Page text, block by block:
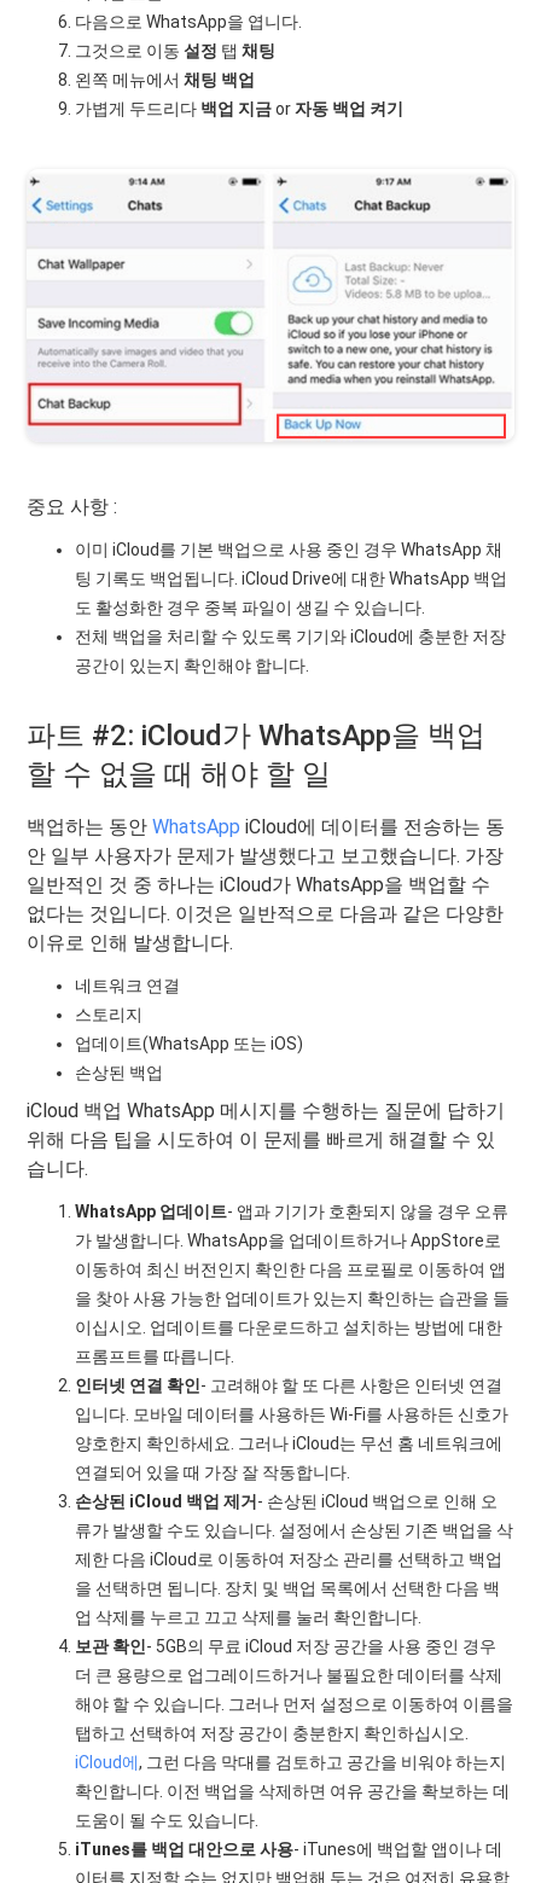
다음으로 WhatsApp을 엽니다.
그것으로 이동설정 탭채팅
왼쪽 메뉴에서채팅 백업
가볍게 두드리다 백업 지금or자동 백업 켜기
중요 사항 :
이미 iCloud를 기본 백업으로 사용 중인 경우 WhatsApp 채
팅 기록도 백업됩니다. iCloud Drive에 대한 WhatsApp 백업
도 활성화한 경우 중복 파일이 생길 수 있습니다.
전체 백업을 처리할 수 있도록 기기와 iCloud에 충분한 저장
공간이 있는지 확인해야 합니다.
파트 #2: iCloud가 WhatsApp을 백업
할 수 없을 때 해야 할 일
백업하는 동안WhatsApp iCloud에 데이터를 전송하는 동
안 일부 사용자가 문제가 발생했다고 보고했습니다. 가장
일반적인 것 중 하나는 iCloud가 WhatsApp을 백업할 수
없다는 것입니다. 이것은 일반적으로 다음과 같은 다양한
이유로 인해 발생합니다.
네트워크 연결
스토리지
업데이트(WhatsApp 또는 iOS)
손상된 백업
iCloud 백업 WhatsApp 메시지를 수행하는 질문에 답하기
위해 다음 팁을 시도하여 이 문제를 빠르게 해결할 수 있
습니다.
WhatsApp 업데이트- 앱과 기기가 호환되지 않을 경우 오류
가 발생합니다. WhatsApp을 업데이트하거나 AppStore로
이동하여 최신 버전인지 확인한 다음 프로필로 이동하여 앱
을 찾아 사용 가능한 업데이트가 있는지 확인하는 습관을 들
이십시오. 업데이트를 다운로드하고 설치하는 방법에 대한
프롬프트를 따릅니다.
인터넷 연결 확인- 고려해야 할 또 다른 사항은 인터넷 연결
입니다. 모바일 데이터를 사용하든 Wi-Fi를 사용하든 신호가
양호한지 확인하세요. 그러나 iCloud는 무선 홈 네트워크에
연결되어 있을 때 가장 잘 작동합니다.
손상된 iCloud 백업 제거 - 손상된 iCloud 백업으로 인해 오
류가 발생할 수도 있습니다. 설정에서 손상된 기존 백업을 삭
제한 다음 iCloud로 이동하여 저장소 관리를 선택하고 백업
을 선택하면 됩니다. 장치 및 백업 목록에서 선택한 다음 백
업 삭제를 누르고 끄고 삭제를 눌러 확인합니다.
보관 확인- 5GB의 무료 iCloud 저장 공간을 사용 중인 경우
더 큰 용량으로 업그레이드하거나 불필요한 데이터를 삭제
해야 할 수 있습니다. 그러나 먼저 설정으로 이동하여 이름을
탭하고 선택하여 저장 공간이 충분한지 확인하십시오.
iCloud에, 그런 다음 막대를 검토하고 공간을 비워야 하는지
확인합니다. 이전 백업을 삭제하면 여유 공간을 확보하는 데
도움이 될 수도 있습니다.
iTunes를 백업 대안으로 사용- iTunes에 백업할 앱이나 데
이터를 지정할 수는 없지만 백업해 두는 것은 여전히 ​​유용합